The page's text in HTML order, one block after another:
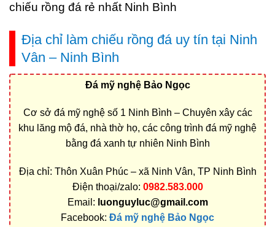
chiếu rồng đá rẻ nhất Ninh Bình
Địa chỉ làm chiếu rồng đá uy tín tại Ninh
Vân – Ninh Bình
Đá mỹ nghệ Bảo Ngọc
Cơ sở đá mỹ nghệ số 1 Ninh Bình – Chuyên xây các
khu lăng mộ đá, nhà thờ họ, các công trình đá mỹ nghệ
bằng đá xanh tự nhiên Ninh Bình
Địa chỉ: Thôn Xuân Phúc – xã Ninh Vân, TP Ninh Bình
Điện thoại/zalo: 0982.583.000
Email: luonguyluc@gmail.com
Facebook: Đá mỹ nghệ Bảo Ngọc